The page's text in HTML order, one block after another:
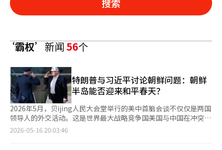
搜索
‘霸权’新闻56个
特朗普与习近平讨论朝鲜问题：朝鲜
半岛能否迎来和平春天？
2026年5月，贝ijing人民大会堂举行的美中首脑会谈不仅仅是两国
领导人的外交活动。这是世界最大战略竞争国美国与中国在冲突与
合作的边界上再次协调全球秩序的场合。而在这一中心，朝鲜问题
2026-05-16 20:03:46